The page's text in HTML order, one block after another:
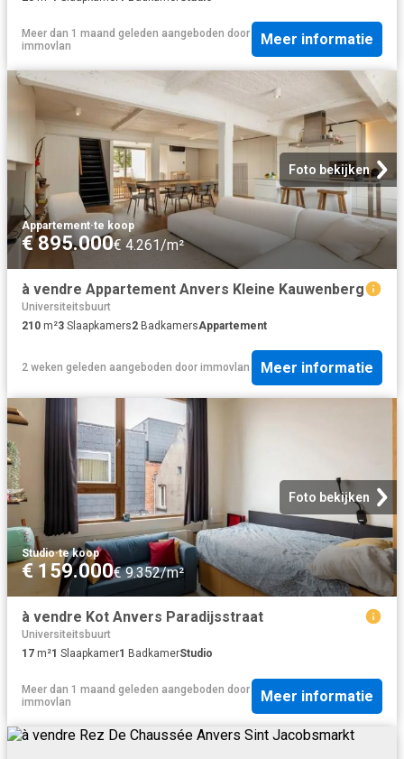
Meer dan 1 maand geleden aangeboden door
immovlan
Meer informatie
Foto bekijken
Appartement·te koop
€ 895.000€ 4.261/m²
à vendre Appartement Anvers Kleine Kauwenberg
Universiteitsbuurt
210 m²3 Slaapkamers2 BadkamersAppartement
2 weken geleden aangeboden door immovlan Meer informatie
Foto bekijken
Studio·te koop
€ 159.000€ 9.352/m²
à vendre Kot Anvers Paradijsstraat
Universiteitsbuurt
17 m²1 Slaapkamer1 BadkamerStudio
Meer dan 1 maand geleden aangeboden door
immovlan
Meer informatie